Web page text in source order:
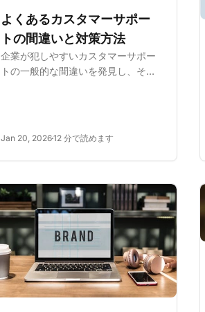
よくあるカスタマーサポー
トの間違いと対策方法
企業が犯しやすいカスタマーサポー
トの一般的な間違いを発見し、それ
バイスとベストプラクティスで向上
させます。
Jan 20, 202612 分で読めます